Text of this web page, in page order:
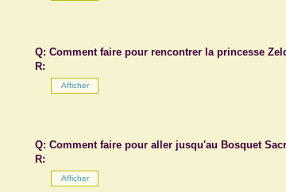
Q: Comment faire pour rencontrer la princesse
R:
Q: Comment faire pour aller jusqu'au Bosquet
R: